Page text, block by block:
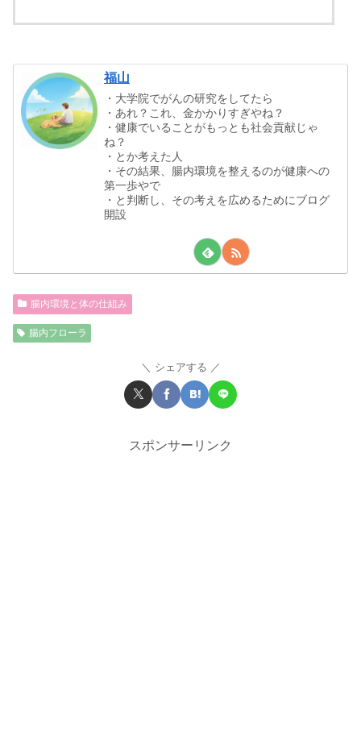
福山
・大学院でがんの研究をしてたら
・あれ？これ、金かかりすぎやね？
・健康でいることがもっとも社会貢献じゃ
ね？
・とか考えた人
・その結果、腸内環境を整えるのが健康への
第一歩やで
・と判断し、その考えを広めるためにブログ
開設
腸内環境と体の仕組み
腸内フローラ
シェアする
スポンサーリンク